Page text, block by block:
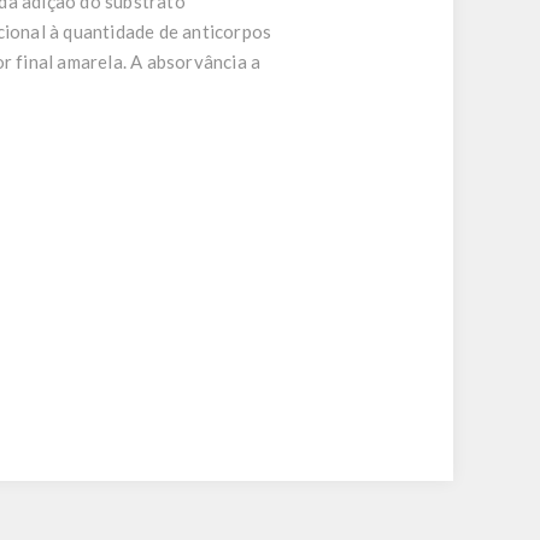
à quantidade de anticorpos
final amarela. A absorvância a